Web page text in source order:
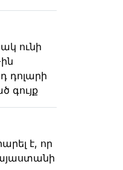
ունի
դոլարի
գույք
է, որ